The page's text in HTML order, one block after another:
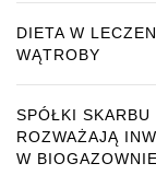
DIETA W
WĄTROBY
SPÓŁKI SKARBU
ROZWAŻAJĄ
W